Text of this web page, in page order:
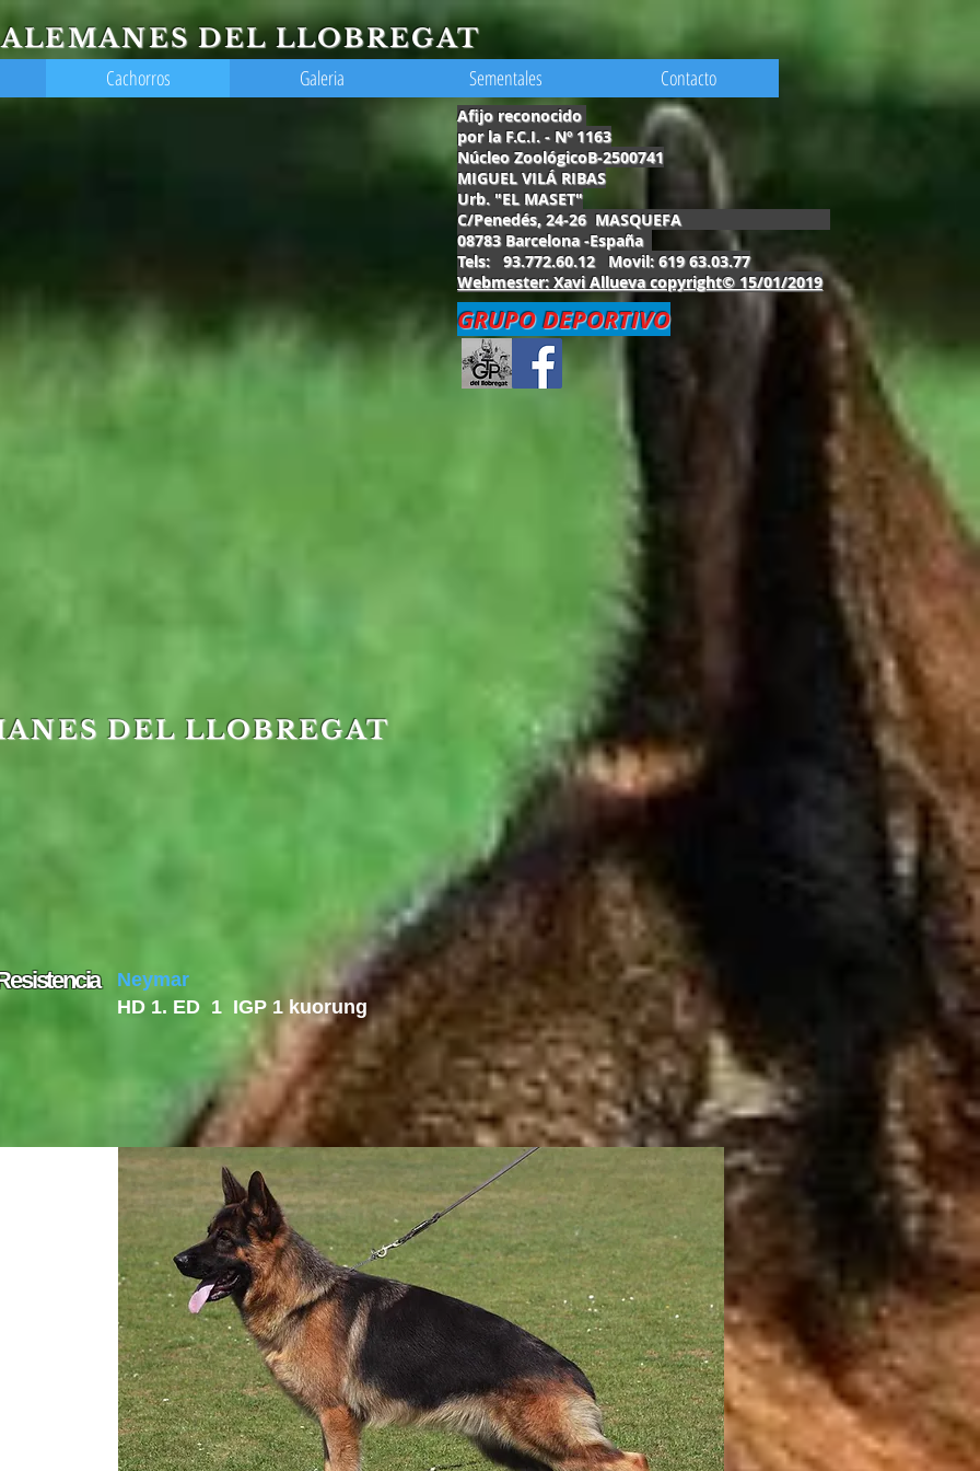
ALEMANES DEL LLOBREGAT
Cachorros Galeria Sementales Contacto
Afijo reconocido
por la F.C.I. - Nº 1163
Núcleo ZoológicoB-2500741
MIGUEL VILÁ RIBAS
Urb. "EL MASET"
C/Penedés, 24-26 MASQUEFA
08783 Barcelona -España
Tels: 93.772.60.12 Movil: 619 63.03.77
Webmester: Xavi Allueva copyright© 15/01/2019
GRUPO DEPORTIVO
DEL LLOBREGAT
Neymar
HD 1. ED 1 IGP 1 kuorung